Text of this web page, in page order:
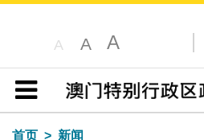
A A A
目录
首页
新闻